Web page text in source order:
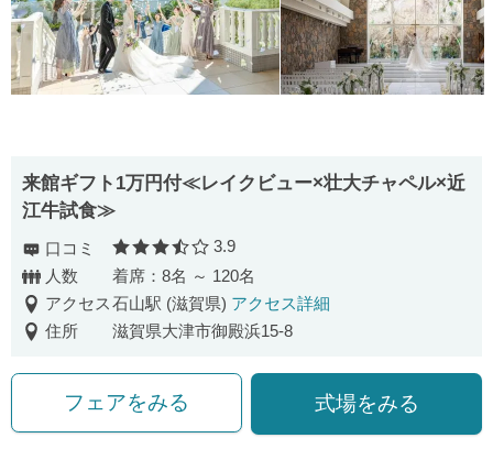
来館ギフト1万円付≪レイクビュー×壮大チャペル×近
江牛試食≫
口コミ 口コミ評価
3.9
人数
着席：8名 ～ 120名
アクセス石山駅 (滋賀県) アクセス詳細
住所
滋賀県大津市御殿浜15-8
フェアをみる 式場をみる